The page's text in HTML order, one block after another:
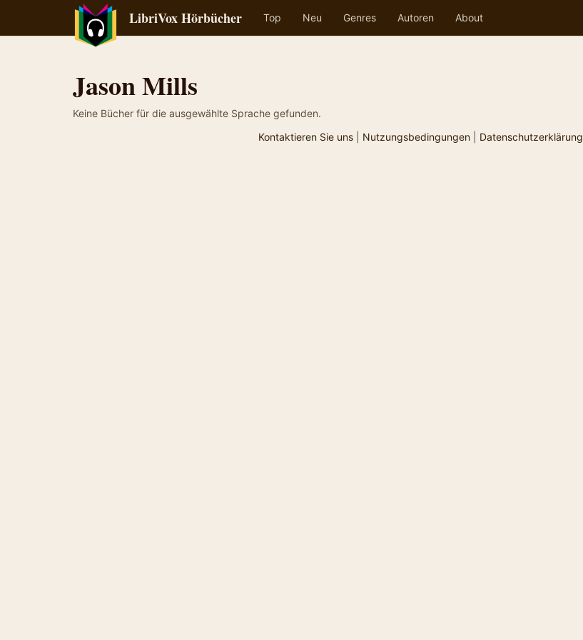
LibriVox Hörbücher Top Neu Genres Autoren About
Jason Mills
Keine Bücher für die ausgewählte Sprache gefunden.
Kontaktieren Sie uns| Nutzungsbedingungen| Datenschutzerklärung